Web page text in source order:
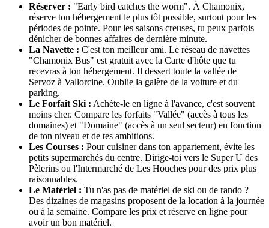
Réserver : "Early bird catches the worm". À Chamonix,
réserve ton hébergement le plus tôt possible, surtout pour les
périodes de pointe. Pour les saisons creuses, tu peux parfois
dénicher de bonnes affaires de dernière minute.
La Navette : C'est ton meilleur ami. Le réseau de navettes
"Chamonix Bus" est gratuit avec la Carte d'hôte que tu
recevras à ton hébergement. Il dessert toute la vallée de
Servoz à Vallorcine. Oublie la galère de la voiture et du
parking.
Le Forfait Ski : Achète-le en ligne à l'avance, c'est souvent
moins cher. Compare les forfaits "Vallée" (accès à tous les
domaines) et "Domaine" (accès à un seul secteur) en fonction
de ton niveau et de tes ambitions.
Les Courses : Pour cuisiner dans ton appartement, évite les
petits supermarchés du centre. Dirige-toi vers le Super U des
Pèlerins ou l'Intermarché de Les Houches pour des prix plus
raisonnables.
Le Matériel : Tu n'as pas de matériel de ski ou de rando ?
Des dizaines de magasins proposent de la location à la journée
ou à la semaine. Compare les prix et réserve en ligne pour
avoir un bon matériel.